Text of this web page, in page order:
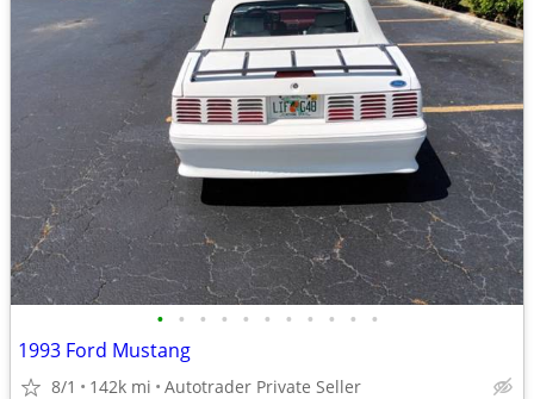
• • • • • • • • • • •
1993 Ford Mustang
8/1 142k mi Autotrader Private Seller